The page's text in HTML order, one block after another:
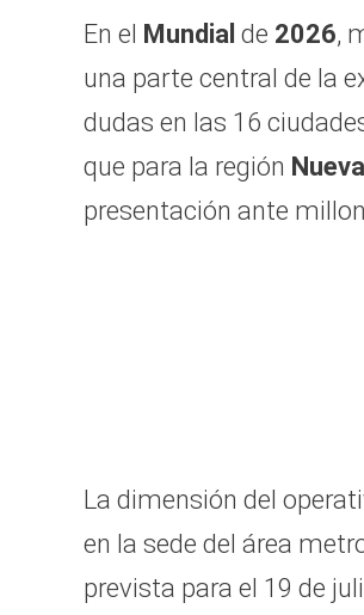
En el Mundial de 2026,
una parte central de la
dudas en las 16
que para la región
presentación ante
La dimensión del
en la sede del área
prevista para el 19 de